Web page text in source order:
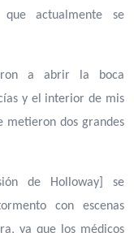
actualmente se
a abrir la boca
y el interior de mis
metieron dos grandes
de Holloway] se
con escenas
ya que los médicos